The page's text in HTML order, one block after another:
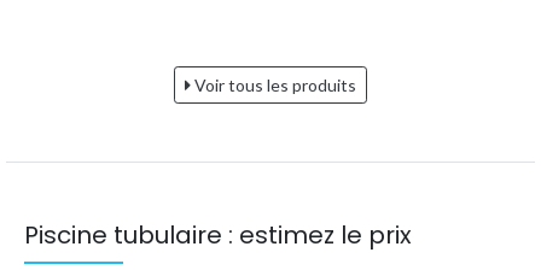
Voir tous les produits
Piscine tubulaire : estimez le prix